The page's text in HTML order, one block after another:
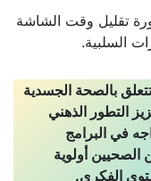
تقليل وقت الشاشة
السلبية.
بالصحة الجسدية
التطور الذهني
في البرامج
الصحيين أولوية
الفكري.